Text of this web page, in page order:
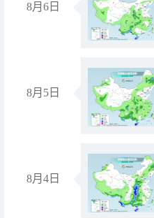
8月6日
8月5日
8月4日